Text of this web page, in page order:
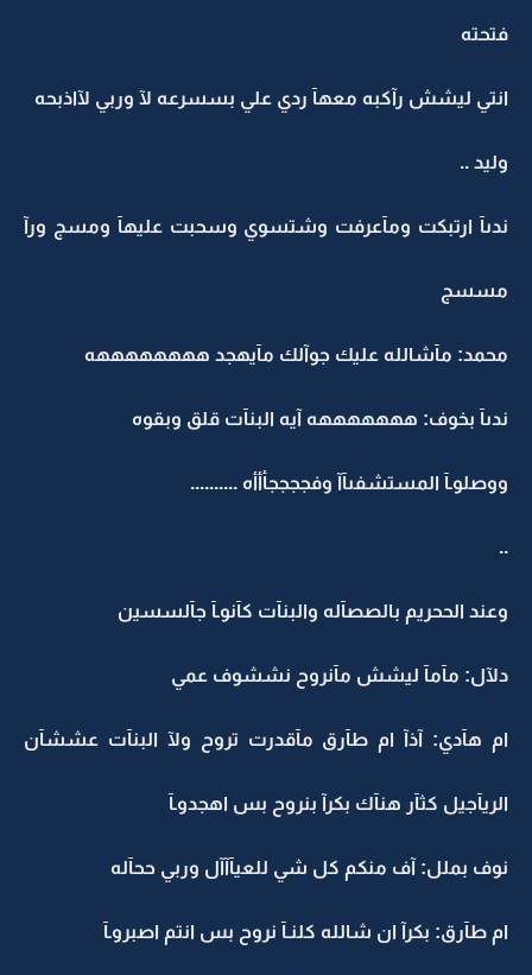
فتحته
انتي ليشش رآكبه معهآ ردي علي بسسرعه لآ وربي لآاذبحه
وليد ..
ندىآ ارتبكت ومآعرفت وشتسوي وسحبت عليهآ ومسج ورآ
مسسج
محمد: مآشالله عليك جوآلك مآيهجد ههههههههه
ندىآ بخوف: هههههههه آيه البنآت قلق وبقوه
ووصلوـآ المستشفىآآ وفججججأأأه ..........
..
وعند الححريم بالصصآله والبنآت كآنوـآ جآلسسين
دلآل: مآمآ ليشش مآنروح نششوف عمي
ام هآدي: آذآ ام طآرق مآقدرت تروح ولآ البنآت عششآن
الريآجيل كثآر هنآك بكرآ بنروح بس اهجدوـآ
نوف بملل: آف منكم كل شي للعيآآآل وربي ححآله
ام طآرق: بكرآ ان شالله كلنـآ نروح بس انتم اصبروـآ